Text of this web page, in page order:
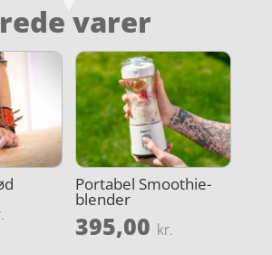
varer
Portabel Smoothie-
blender
395,00 kr.